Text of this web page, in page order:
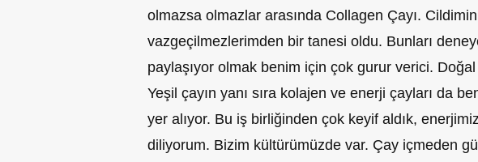
olmazsa olmazlar arasında Collagen Çayı. Cildimin
vazgeçilmezlerimden bir tanesi oldu. Bunları
paylaşıyor olmak benim için çok gurur verici.
Yeşil çayın yanı sıra kolajen ve enerji çayları da
yer alıyor. Bu iş birliğinden çok keyif aldık,
diliyorum. Bizim kültürümüzde var. Çay içmeden